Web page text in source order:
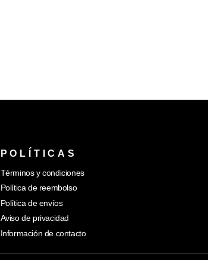
POLÍTICAS
Términos y condiciones
Política de reembolso
Política de envíos
Aviso de privacidad
Información de contacto